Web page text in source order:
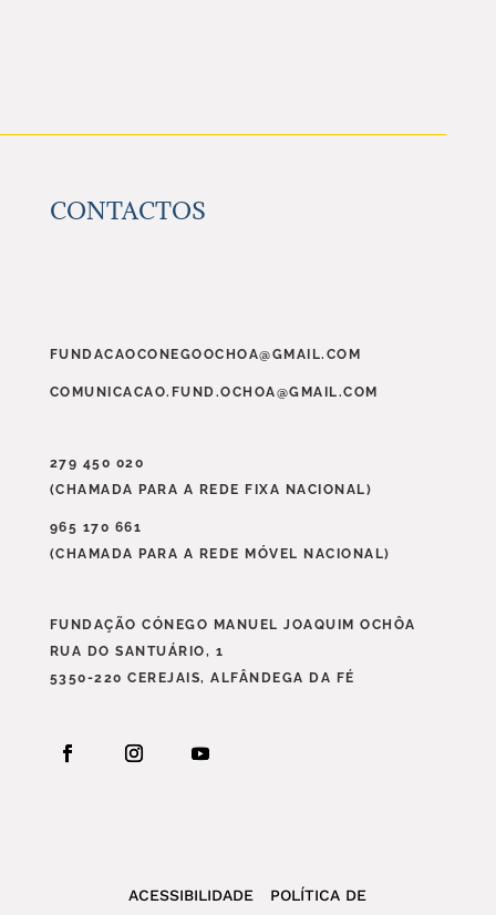
DE
CONTACTOS
FUNDACAOCONEGOOCHOA@GMAIL.COM
COMUNICACAO.FUND.OCHOA@GMAIL.COM
279 450 020
(CHAMADA PARA A REDE FIXA NACIONAL)
965 170 661
(CHAMADA PARA A REDE MÓVEL NACIONAL)
FUNDAÇÃO CÓNEGO MANUEL JOAQUIM OCHÔA
RUA DO SANTUÁRIO, 1
5350-220 CEREJAIS, ALFÂNDEGA DA FÉ
ACESSIBILIDADE POLÍTICA DE